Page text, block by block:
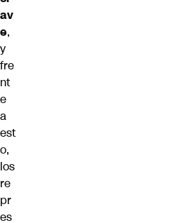
av
e,
y
fre
nt
e
a
est
o,
los
re
pr
es